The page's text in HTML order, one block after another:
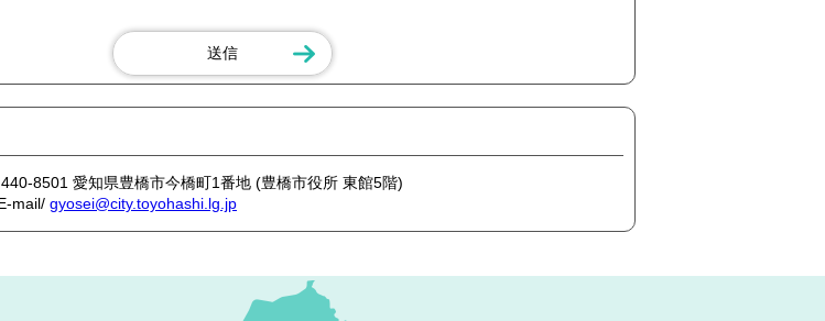
8501 愛知県豊橋市今橋町1番地 (豊橋市役所 東館5階)
mail/ gyosei@city.toyohashi.lg.jp